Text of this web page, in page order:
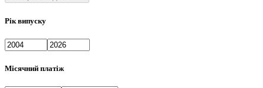
Рік випуску
Місячний платіж